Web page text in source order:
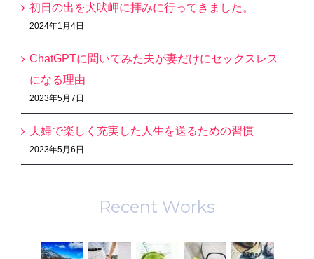
初日の出を犬吠岬に拝みに行ってきました。
2024年1月4日
ChatGPTに聞いてみた夫が妻だけにセックスレス
になる理由
2023年5月7日
夫婦で楽しく充実した人生を送るための習慣
2023年5月6日
Recent Works